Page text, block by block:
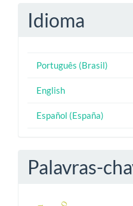
Idioma
Português (Brasil)
English
Español (España)
Palavras-